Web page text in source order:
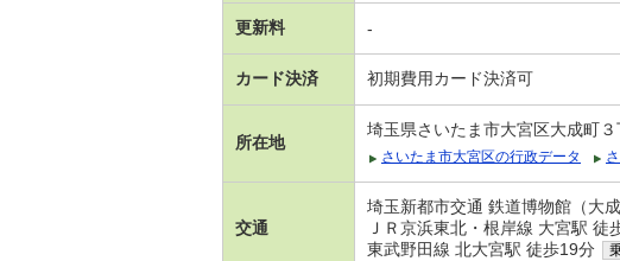
更新料 -
カード決済 初期費用カード決済可
所在地
埼玉県さいたま市大宮区大成町３
さいたま市大宮区の行政データ
交通
埼玉新都市交通 鉄道博物館（大
ＪＲ京浜東北・根岸線 大宮駅 徒
東武野田線 北大宮駅 徒歩19分